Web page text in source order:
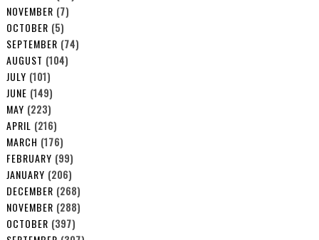
NOVEMBER (7)
OCTOBER (5)
SEPTEMBER (74)
AUGUST (104)
JULY (101)
JUNE (149)
MAY (223)
APRIL (216)
MARCH (176)
FEBRUARY (99)
JANUARY (206)
DECEMBER (268)
NOVEMBER (288)
OCTOBER (397)